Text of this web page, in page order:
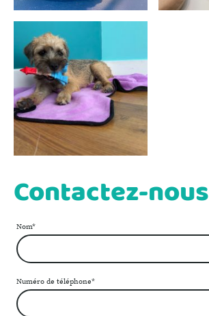
Contactez-nous
Nom*
Numéro de téléphone*